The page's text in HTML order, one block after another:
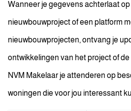
Wanneer je gegevens achterlaat
nieuwbouwproject of een platform
nieuwbouwprojecten, ontvang je
ontwikkelingen van het project of
NVM Makelaar je attenderen op
woningen die voor jou interessant